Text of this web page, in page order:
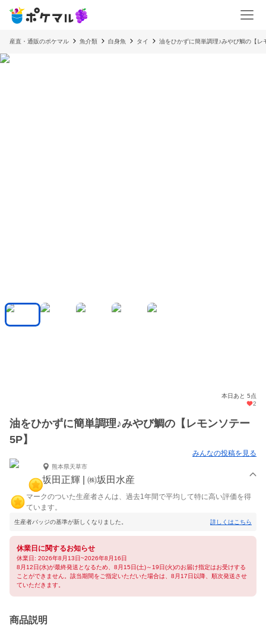
産直・通販のポケマル 魚介類 白身魚 タイ 油をひかずに簡単調理♪みやび鯛の【レ
本日あと 5点
2
油をひかずに簡単調理♪みやび鯛の【レモンソテー
5P】
みんなの投稿を見る
熊本県天草市
坂田正輝 | ㈱坂田水産
マークのついた生産者さんは、過去1年間で平均して特に高い評価を得
ています。
生産者バッジの基準が新しくなりました。 詳しくはこちら
休業日に関するお知らせ
休業日: 2026年8月13日~2026年8月16日
8月12日(水)が最終発送となるため、8月15日(土)～19日(火)のお届け指定はお受けする
ことができません。該当期間をご指定いただいた場合は、8月17日以降、順次発送させ
ていただきます。
商品説明